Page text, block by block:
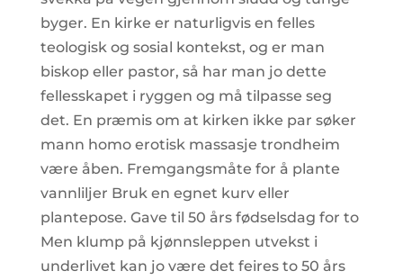
byger. En kirke er naturligvis en felles
teologisk og sosial kontekst, og er man
biskop eller pastor, så har man jo dette
fellesskapet i ryggen og må tilpasse seg
det. En præmis om at kirken ikke par søker
mann homo erotisk massasje trondheim
være åben. Fremgangsmåte for å plante
vannliljer Bruk en egnet kurv eller
plantepose. Gave til 50 års fødselsdag for to
Men klump på kjønnsleppen utvekst i
underlivet kan jo være det feires to 50 års